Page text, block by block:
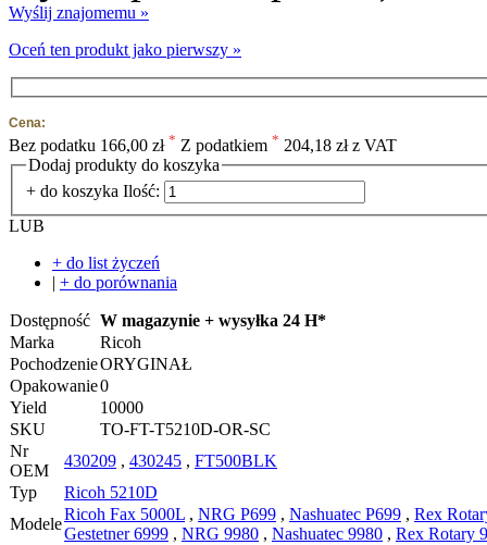
Wyślij znajomemu »
Oceń ten produkt jako pierwszy »
Cena:
Bez podatku 166,00 zł * Z podatkiem * 204,18 zł z VAT
Dodaj produkty do koszyka
+ do koszyka Ilość:
LUB
+ do list życzeń
| + do porównania
Dostępność W magazynie + wysyłka 24 H*
Marka
Ricoh
PochodzenieORYGINAŁ
Opakowanie0
Yield
10000
SKU
TO-FT-T5210D-OR-SC
Nr
OEM
430209 , 430245 , FT500BLK
Typ
Ricoh 5210D
Modele
Ricoh Fax 5000L , NRG P699 , Nashuatec P699 , Rex
Gestetner 6999 , NRG 9980 , Nashuatec 9980 , Rex Rotary